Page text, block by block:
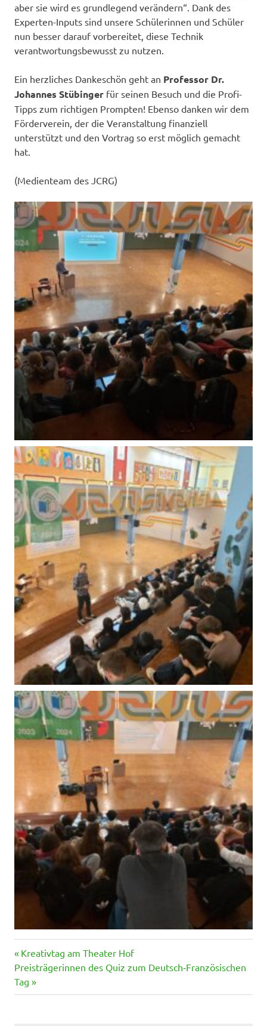
aber sie wird es grundlegend verändern“. Dank des
Experten-Inputs sind unsere Schülerinnen und Schüler
nun besser darauf vorbereitet, diese Technik
verantwortungsbewusst zu nutzen.
Ein herzliches Dankeschön geht an Professor Dr.
Johannes Stübinger für seinen Besuch und die Profi-
Tipps zum richtigen Prompten! Ebenso danken wir dem
Förderverein, der die Veranstaltung finanziell
unterstützt und den Vortrag so erst möglich gemacht
hat.
(Medienteam des JCRG)
Beitragsnavigation
Vorheriger
Beitrag:
Kreativtag am Theater Hof
Nächster
Beitrag:
Preisträgerinnen des Quiz zum Deutsch‑Französischen
Tag